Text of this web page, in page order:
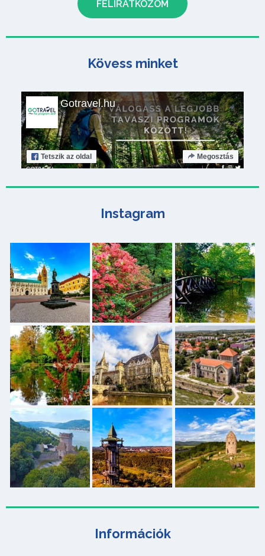
Információk
Kövess minket
Gotravel.hu
Tetszik az oldal Megosztás
Instagram